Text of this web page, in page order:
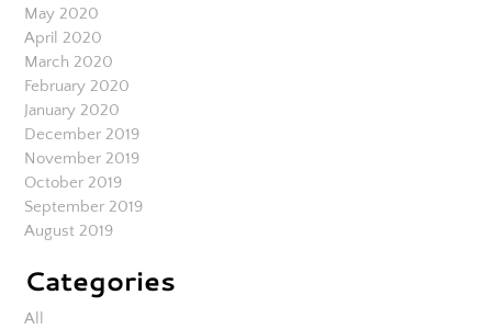
May 2020
April 2020
March 2020
February 2020
January 2020
December 2019
November 2019
October 2019
September 2019
August 2019
Categories
All